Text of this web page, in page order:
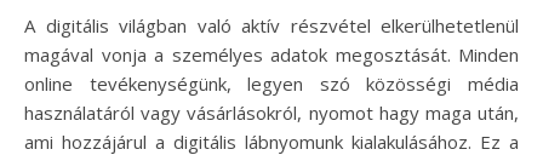
A digitális világban való aktív részvétel elkerülhetetlenül
magával vonja a személyes adatok megosztását. Minden
online tevékenységünk, legyen szó közösségi média
használatáról vagy vásárlásokról, nyomot hagy maga után,
ami hozzájárul a digitális lábnyomunk kialakulásához. Ez a